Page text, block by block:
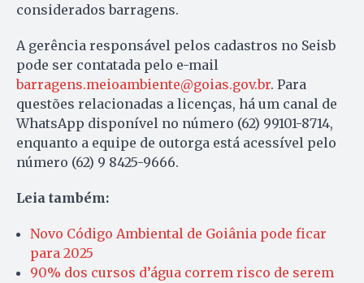
considerados barragens.
A gerência responsável pelos cadastros no Seisb
pode ser contatada pelo e-mail
barragens.meioambiente@goias.gov.br. Para
questões relacionadas a licenças, há um canal de
WhatsApp disponível no número (62) 99101-8714,
enquanto a equipe de outorga está acessível pelo
número (62) 9 8425-9666.
Leia também:
Novo Código Ambiental de Goiânia pode ficar
para 2025
90% dos cursos d’água correm risco de serem